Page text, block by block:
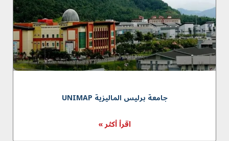
جامعة برليس الماليزية UNIMAP
اقرأ أكثر »